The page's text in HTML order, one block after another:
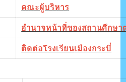
คณะผู้บริหาร
อำนาจหน้าที่ของสถานศึกษ
ติดต่อโรงเรียนเมืองกระบี่